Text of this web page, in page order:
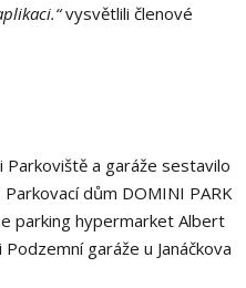
vysvětlili členové
a garáže sestavilo
dům DOMINI PARK
parking hypermarket Albert
garáže u Janáčkova